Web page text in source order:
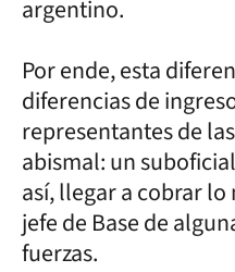
argentino.
Por ende, esta
diferencias de
representantes de
abismal: un
así, llegar a cobrar
jefe de Base de
fuerzas.